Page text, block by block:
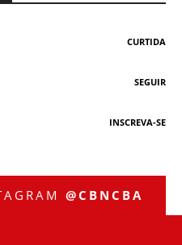
CURTIDA
SEGUIR
INSCREVA-SE
@CBNCBA